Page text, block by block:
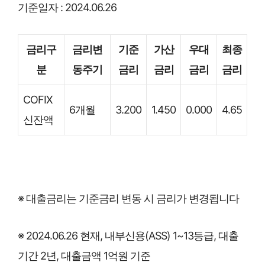
기준일자 : 2024.06.26
금리구
분
금리변
동주기
기준
금리
가산
금리
우대
금리
최종
금리
COFIX
신잔액
6개월 3.200 1.450 0.000 4.65
※ 대출금리는 기준금리 변동 시 금리가 변경됩니다
※ 2024.06.26 현재, 내부신용(ASS) 1~13등급, 대출
기간 2년, 대출금액 1억원 기준